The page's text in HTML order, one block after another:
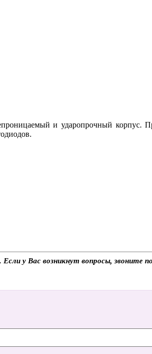
и ударопрочный корпус.
у Вас возникнут вопросы,